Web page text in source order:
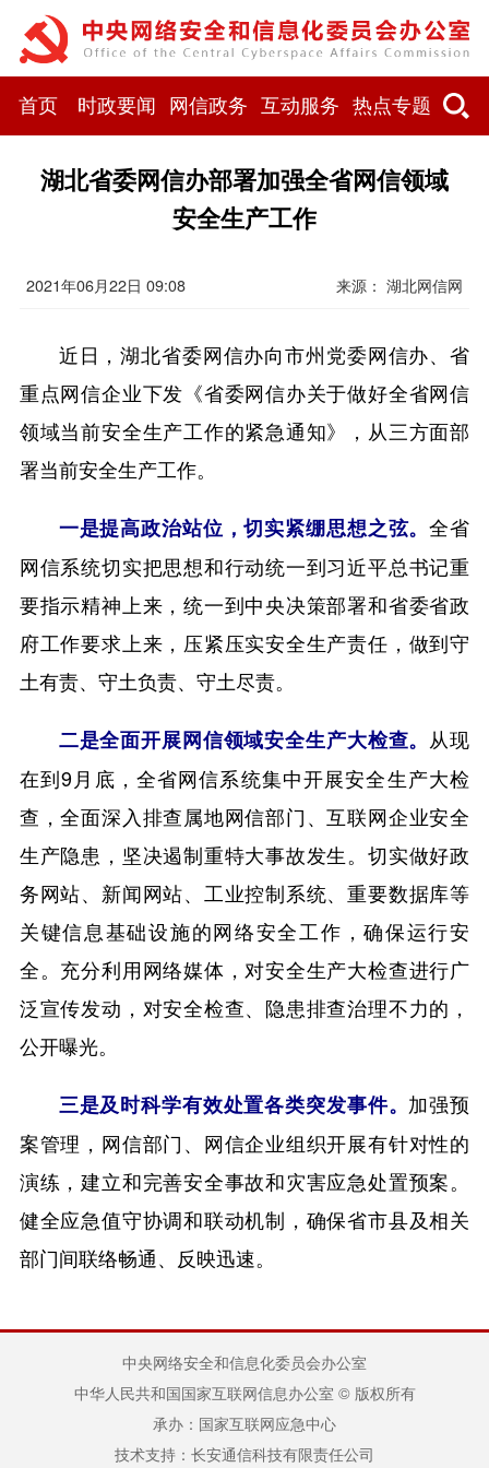
首页 时政要闻 网信政务 互动服务 热点专题
湖北省委网信办部署加强全省网信领域
安全生产工作
2021年06月22日 09:08 来源： 湖北网信网
近日，湖北省委网信办向市州党委网信办、省
重点网信企业下发《省委网信办关于做好全省网信
领域当前安全生产工作的紧急通知》，从三方面部
署当前安全生产工作。
一是提高政治站位，切实紧绷思想之弦。全省
网信系统切实把思想和行动统一到习近平总书记重
要指示精神上来，统一到中央决策部署和省委省政
府工作要求上来，压紧压实安全生产责任，做到守
土有责、守土负责、守土尽责。
二是全面开展网信领域安全生产大检查。 从现
在到9月底，全省网信系统集中开展安全生产大检
查，全面深入排查属地网信部门、互联网企业安全
生产隐患，坚决遏制重特大事故发生。切实做好政
务网站、新闻网站、工业控制系统、重要数据库等
关键信息基础设施的网络安全工作，确保运行安
全。充分利用网络媒体，对安全生产大检查进行广
泛宣传发动，对安全检查、隐患排查治理不力的，
公开曝光。
三是及时科学有效处置各类突发事件。 加强预
案管理，网信部门、网信企业组织开展有针对性的
演练，建立和完善安全事故和灾害应急处置预案。
健全应急值守协调和联动机制，确保省市县及相关
部门间联络畅通、反映迅速。
中央网络安全和信息化委员会办公室
中华人民共和国国家互联网信息办公室 © 版权所有
承办：国家互联网应急中心
技术支持：长安通信科技有限责任公司